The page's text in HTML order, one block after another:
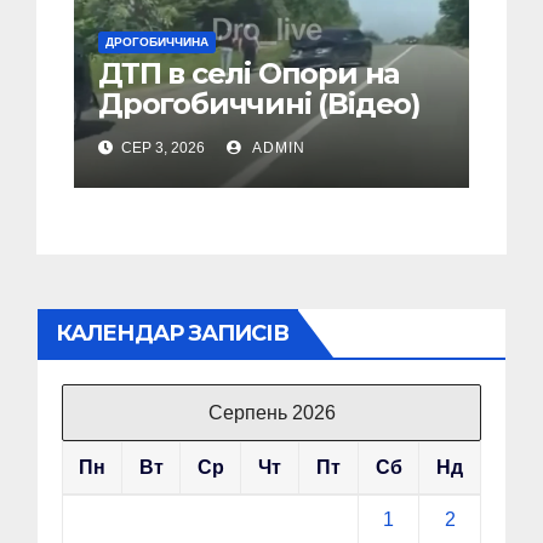
ДРОГОБИЧЧИНА
ДТП в селі Опори на
Дрогобиччині (Відео)
СЕР 3, 2026 ADMIN
КАЛЕНДАР ЗАПИСІВ
Серпень 2026
Пн Вт Ср Чт Пт Сб Нд
1 2